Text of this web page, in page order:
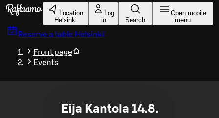
Skip to main content
Location
Helsinki
Log
in
Search
Open mobile
menu
Reserve a table Helsinki
Front page
Events
Eija Kantola 14.8.